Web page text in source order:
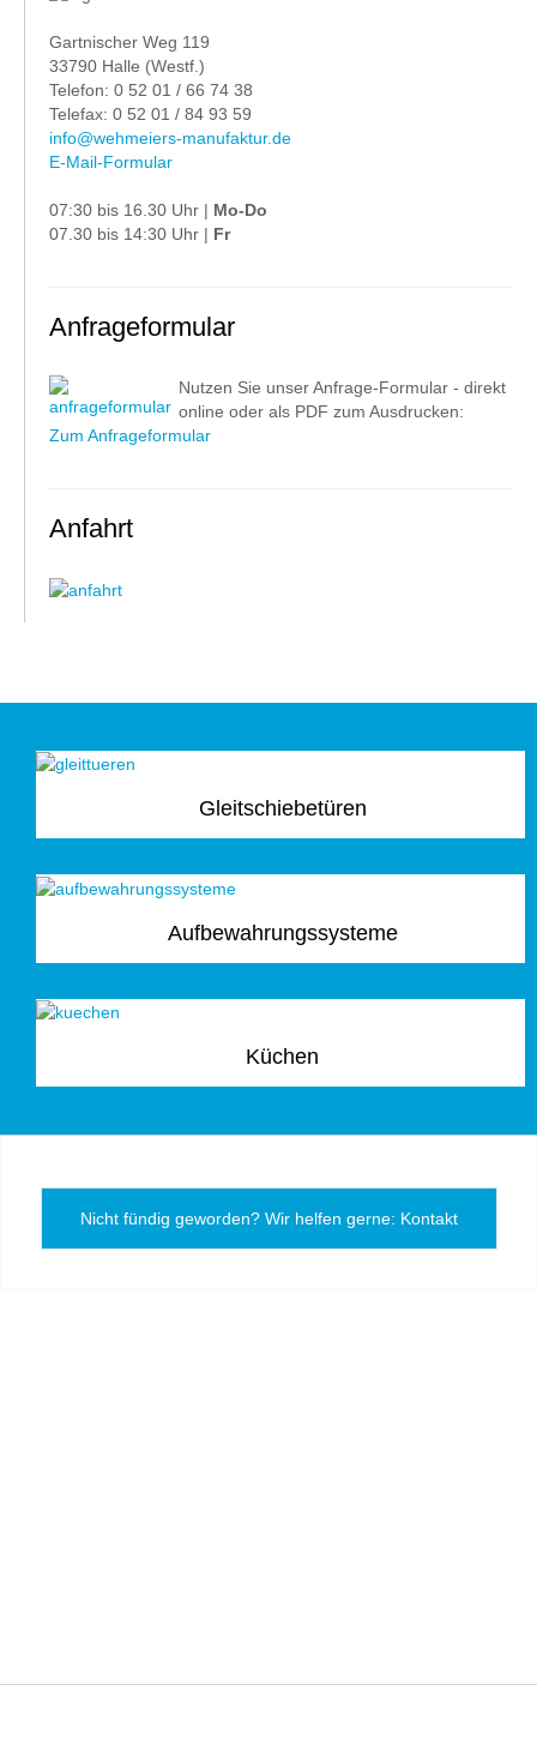
Gartnischer Weg 119
33790 Halle (Westf.)
Telefon: 0 52 01 / 66 74 38
Telefax: 0 52 01 / 84 93 59
info@wehmeiers-manufaktur.de
E-Mail-Formular
07:30 bis 16.30 Uhr | Mo-Do
07.30 bis 14:30 Uhr | Fr
Anfrageformular
Nutzen Sie unser Anfrage-Formular - direkt
online oder als PDF zum Ausdrucken:
Zum Anfrageformular
Anfahrt
Gleitschiebetüren
Aufbewahrungssysteme
Küchen
Nicht fündig geworden? Wir helfen gerne: Kontakt